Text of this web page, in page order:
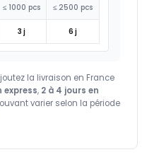
≤ 1000 pcs ≤ 2500 pcs
3 j 6 j
la livraison en France
express, 2 à 4 jours en
varier selon la période